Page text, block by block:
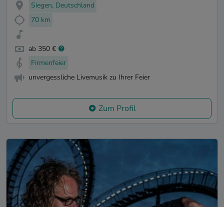
Siegen, Deutschland
70 km
ab 350 €
Firmenfeier
unvergessliche Livemusik zu Ihrer Feier
Zum Profil